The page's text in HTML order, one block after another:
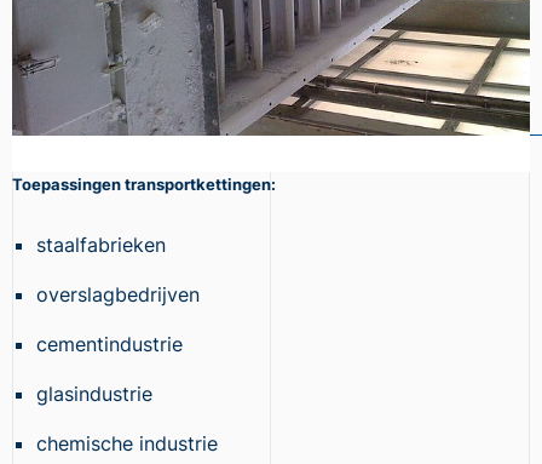
Toepassingen transportkettingen:
staalfabrieken
overslagbedrijven
cementindustrie
glasindustrie
chemische industrie